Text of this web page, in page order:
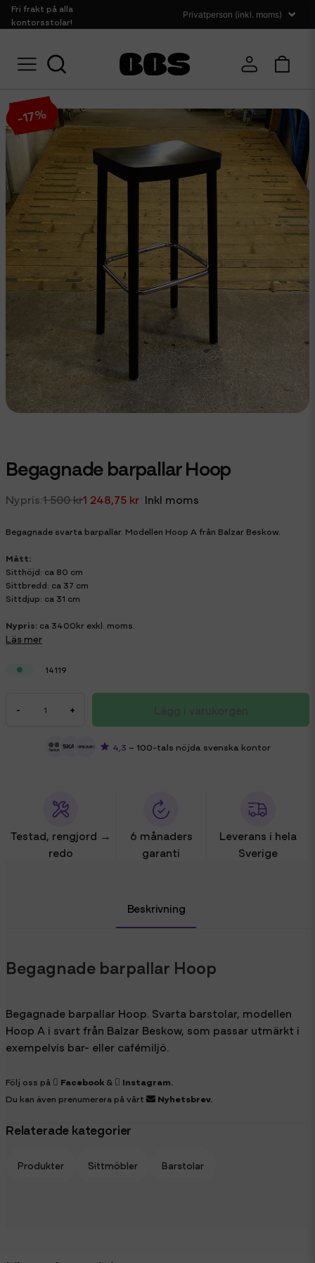
Fri frakt på alla
kontorsstolar!
Hem Sittmöbler Barstolar Begagnade barpallar Hoop
-17%
Begagnade barpallar Hoop
1 500 kr1 248,75 kr Inkl moms
Begagnade svarta barpallar. Modellen Hoop A från Balzar Beskow.
Mått:
Sitthöjd: ca 80 cm
Sittbredd: ca 37 cm
Sittdjup: ca 31 cm
Nypris: ca 3400kr exkl. moms.
Läs mer
14119
- +
4,3 – 100-tals nöjda svenska kontor
Testad, rengjord →
redo
6 månaders
garanti
Leverans i hela
Sverige
Beskrivning
Begagnade barpallar Hoop
Begagnade barpallar Hoop. Svarta barstolar, modellen
Hoop A i svart från Balzar Beskow, som passar utmärkt i
exempelvis bar- eller cafémiljö.
Följ oss på Facebook & Instagram.
Du kan även prenumerera på vårt
Nyhetsbrev.
Relaterade kategorier
Produkter Sittmöbler Barstolar